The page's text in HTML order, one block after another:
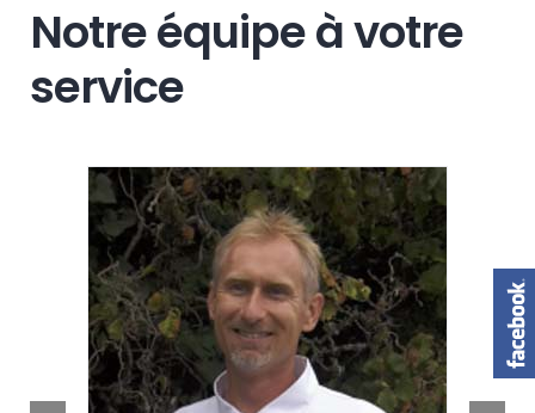
Notre équipe à votre
service